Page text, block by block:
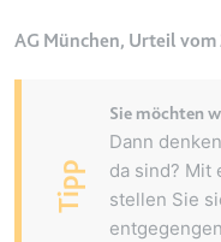
AG München, Urteil
Tipp
Sie möchten
Dann
da sind? Mit
stellen Sie